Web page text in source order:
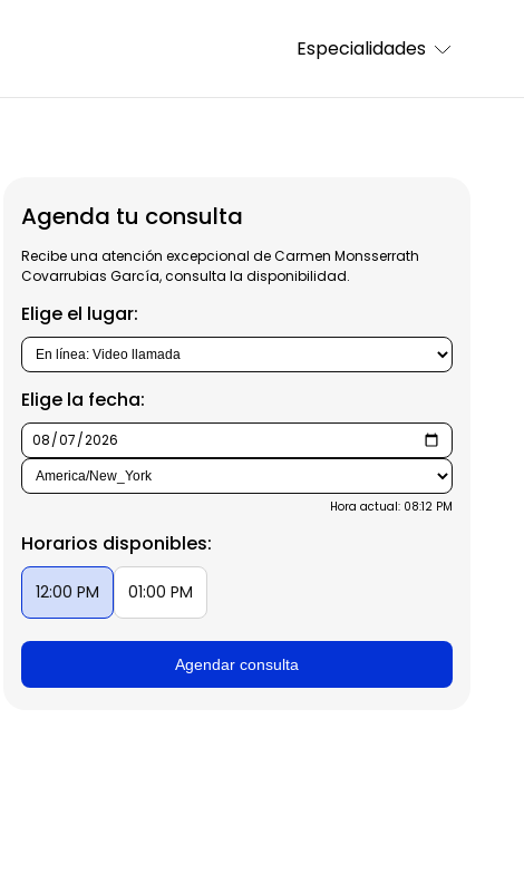
Especialidades
Agenda tu consulta
Recibe una atención excepcional de Carmen Monsserrath
Covarrubias García, consulta la disponibilidad.
Elige el lugar:
Elige la fecha:
Hora actual: 08:12 PM
Horarios disponibles:
12:00 PM 01:00 PM
Agendar consulta